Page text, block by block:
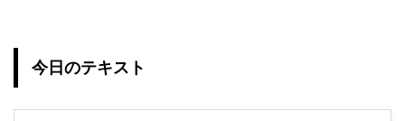
今日のテキスト